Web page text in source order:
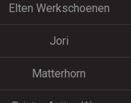
Elten Werkschoenen
Jori
Matterhorn